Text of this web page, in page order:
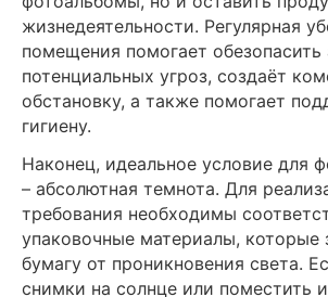
жизнедеятельности. Регулярная
помещения помогает обезопасить
потенциальных угроз, создаёт
обстановку, а также помогает
гигиену.
Наконец, идеальное условие для
– абсолютная темнота. Для
требования необходимы
упаковочные материалы,
бумагу от проникновения света.
снимки на солнце или поместить